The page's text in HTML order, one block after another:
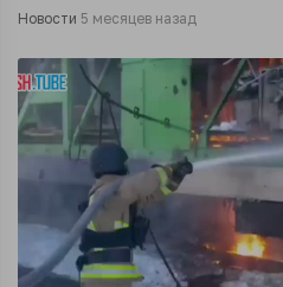
Новости 5 месяцев назад